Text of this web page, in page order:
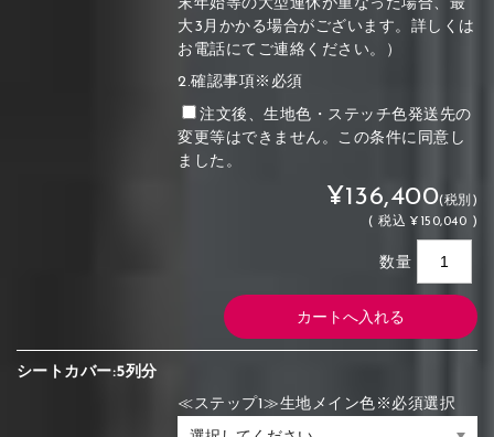
末年始等の大型連休が重なった場合、最
大3月かかる場合がございます。詳しくは
お電話にてご連絡ください。）
2.確認事項※必須
注文後、生地色・ステッチ色発送先の
変更等はできません。この条件に同意し
ました。
¥136,400(税別)
(税込 ¥150,040 )
数量
シートカバー:5列分
≪ステップ1≫生地メイン色※必須選択